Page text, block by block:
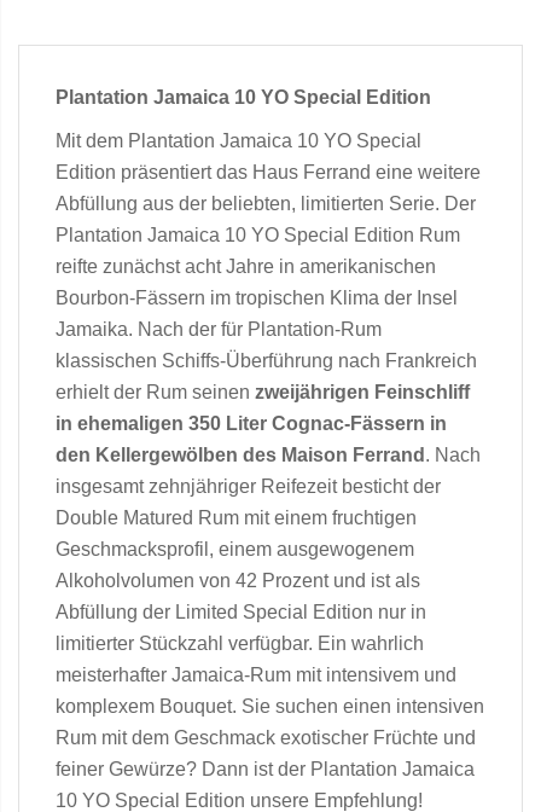
Plantation Jamaica 10 YO Special Edition
Mit dem Plantation Jamaica 10 YO Special
Edition präsentiert das Haus Ferrand eine weitere
Abfüllung aus der beliebten, limitierten Serie. Der
Plantation Jamaica 10 YO Special Edition Rum
reifte zunächst acht Jahre in amerikanischen
Bourbon-Fässern im tropischen Klima der Insel
Jamaika. Nach der für Plantation-Rum
klassischen Schiffs-Überführung nach Frankreich
erhielt der Rum seinen zweijährigen Feinschliff
in ehemaligen 350 Liter Cognac-Fässern in
den Kellergewölben des Maison Ferrand . Nach
insgesamt zehnjähriger Reifezeit besticht der
Double Matured Rum mit einem fruchtigen
Geschmacksprofil, einem ausgewogenem
Alkoholvolumen von 42 Prozent und ist als
Abfüllung der Limited Special Edition nur in
limitierter Stückzahl verfügbar. Ein wahrlich
meisterhafter Jamaica-Rum mit intensivem und
komplexem Bouquet. Sie suchen einen intensiven
Rum mit dem Geschmack exotischer Früchte und
feiner Gewürze? Dann ist der Plantation Jamaica
10 YO Special Edition unsere Empfehlung!